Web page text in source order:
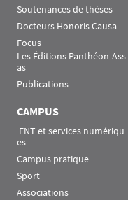
Soutenances de thèses
Docteurs Honoris Causa
Focus
Les Éditions Panthéon-Ass
as
Publications
CAMPUS
es
Campus pratique
Sport
Associations